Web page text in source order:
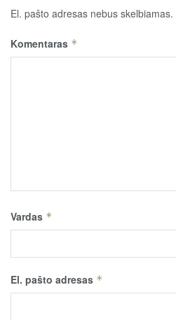
El. pašto adresas nebus skelbiamas.
Komentaras *
Vardas *
El. pašto adresas *